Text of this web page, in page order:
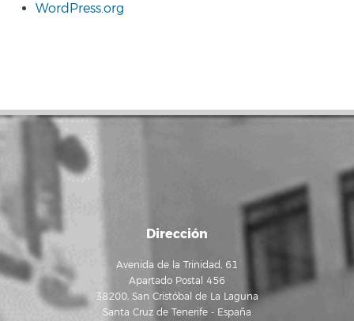
WordPress.org
Dirección
Avenida de la Trinidad, 61
Apartado Postal 456
38200, San Cristóbal de La Laguna
Santa Cruz de Tenerife - España